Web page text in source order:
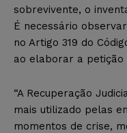
sobrevivente, o
É necessário
no Artigo 319 do
ao elaborar a petição
“A Recuperação
mais utilizado pelas
momentos de crise,